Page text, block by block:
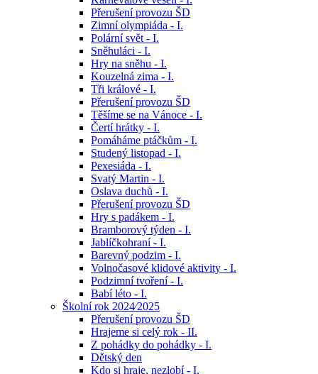
Přerušení provozu ŠD
Zimní olympiáda - I.
Polární svět - I.
Sněhuláci - I.
Hry na sněhu - I.
Kouzelná zima - I.
Tři králové - I.
Přerušení provozu ŠD
Těšíme se na Vánoce - I.
Čertí hrátky - I.
Pomáháme ptáčkům - I.
Studený listopad - I.
Pexesiáda - I.
Svatý Martin - I.
Oslava duchů - I.
Přerušení provozu ŠD
Hry s padákem - I.
Bramborový týden - I.
Jablíčkohraní - I.
Barevný podzim - I.
Volnočasové klidové aktivity - I.
Podzimní tvoření - I.
Babí léto - I.
Školní rok 2024⁄2025
Přerušení provozu ŠD
Hrajeme si celý rok - II.
Z pohádky do pohádky - I.
Dětský den
Kdo si hraje, nezlobí - I.